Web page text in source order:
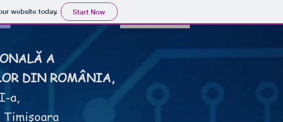
website today. Start Now
A
DIN ROMÂNIA,
a,